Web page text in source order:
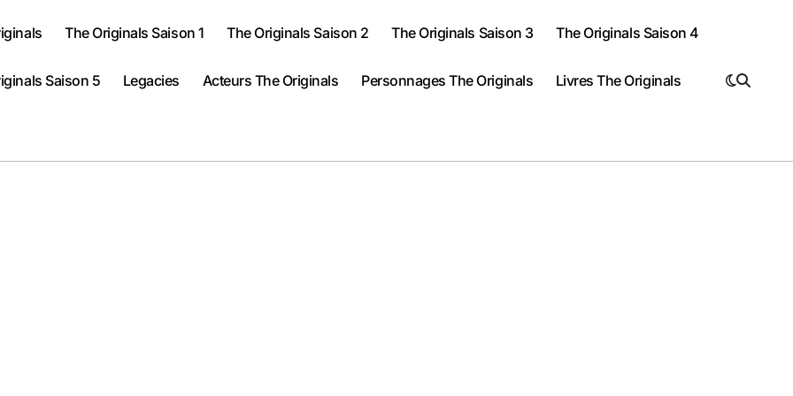
The Originals Saison 1 The Originals Saison 2 The Originals Saison 3 The Originals Saison 4
Saison 5 Legacies Acteurs The Originals Personnages The Originals Livres The Originals